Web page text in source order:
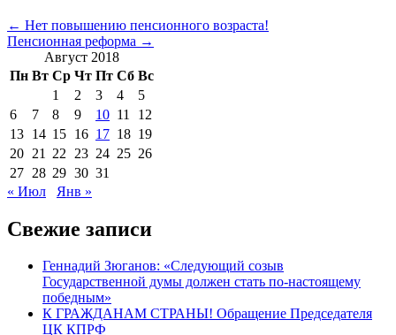
← Нет повышению пенсионного возраста!
Пенсионная реформа →
Август 2018
Пн Вт Ср Чт Пт Сб Вс
1
2 3 4
5
6
7 8 9 10 11
12
13 14 15 16 17 18 19
20 21 22 23 24 25 26
27 28 29 30 31
« Июл
Янв »
Свежие записи
Геннадий Зюганов: «Следующий созыв
Государственной думы должен стать по-настоящему
победным»
К ГРАЖДАНАМ СТРАНЫ! Обращение Председателя
ЦК КПРФ